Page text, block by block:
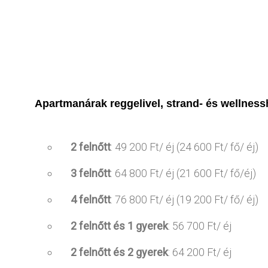
Apartmanárak reggelivel, strand- és
2 felnőtt: 49 200 Ft/ éj (24 600 Ft/ fő/ éj)
3 felnőtt: 64 800 Ft/ éj (21 600 Ft/ fő/éj)
4 felnőtt: 76 800 Ft/ éj (19 200 Ft/ fő/ éj)
2 felnőtt és 1 gyerek: 56 700 Ft/ éj
2 felnőtt és 2 gyerek: 64 200 Ft/ éj